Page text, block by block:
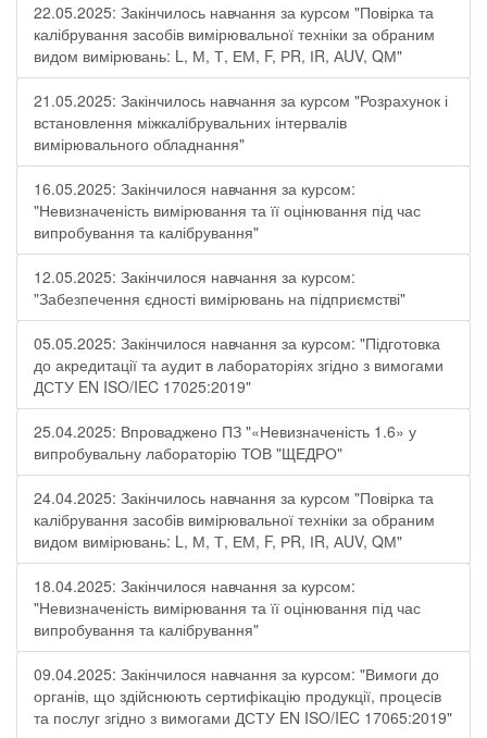
22.05.2025: Закінчилось навчання за курсом "Повірка та
калібрування засобів вимірювальної техніки за обраним
видом вимірювань: L, М, Т, ЕМ, F, РR, ІR, АUV, QМ"
21.05.2025: Закінчилось навчання за курсом "Розрахунок і
встановлення міжкалібрувальних інтервалів
вимірювального обладнання"
16.05.2025: Закінчилося навчання за курсом:
"Невизначеність вимірювання та її оцінювання під час
випробування та калібрування"
12.05.2025: Закінчилося навчання за курсом:
"Забезпечення єдності вимірювань на підприємстві"
05.05.2025: Закінчилося навчання за курсом: "Підготовка
до акредитації та аудит в лабораторіях згідно з вимогами
ДСТУ EN ISO/IEC 17025:2019"
25.04.2025: Впроваджено ПЗ "«Невизначеність 1.6» у
випробувальну лабораторію ТОВ "ЩЕДРО"
24.04.2025: Закінчилось навчання за курсом "Повірка та
калібрування засобів вимірювальної техніки за обраним
видом вимірювань: L, М, Т, ЕМ, F, РR, ІR, АUV, QМ"
18.04.2025: Закінчилося навчання за курсом:
"Невизначеність вимірювання та її оцінювання під час
випробування та калібрування"
09.04.2025: Закінчилося навчання за курсом: "Вимоги до
органів, що здійснюють сертифікацію продукції, процесів
та послуг згідно з вимогами ДСТУ EN ISO/IEC 17065:2019"